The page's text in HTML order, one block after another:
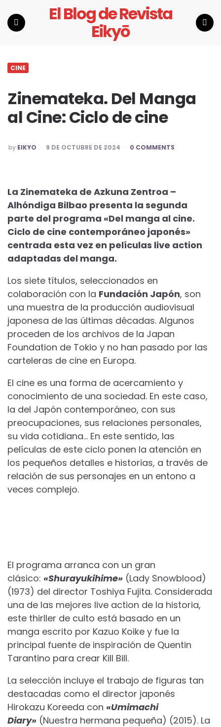
El Blog de Revista
Eikyō
CINE
Zinemateka. Del Manga
al Cine: Ciclo de cine
POSTED
BY
by EIKYO 9 DE OCTUBRE DE 2024 0 COMMENTS
La Zinemateka de Azkuna Zentroa –
Alhóndiga Bilbao presenta la segunda
parte del programa «Del manga al cine.
Ciclo de cine contemporáneo japonés»
centrada esta vez en películas live action
adaptadas del manga.
Los siete títulos, seleccionados en
colaboración con la Fundación Japón, son
una muestra de la producción audiovisual
japonesa de las últimas décadas. Algunos
proceden de los archivos de la Japan
Foundation de Tokio y no han pasado por las
carteleras de cine en Europa.
El cine es una forma de acercamiento y
conocimiento de una sociedad. En este caso,
la del Japón contemporáneo, con sus
preocupaciones, sus relaciones personales,
su vida cotidiana… En este sentido, las
películas de este ciclo ponen la atención en
los pequeños detalles e historias, a través de
relación de sus personajes en un entono a
veces complejo.
El programa arranca con un gran
clásico: «Shurayukihime» (Lady Snowblood)
(1973) del director Toshiya Fujita. Considerada
una de las mejores live action de la historia,
este thirller de culto está basado en un
manga escrito por Kazuo Koike y fue la
principal fuente de inspiración de Quentin
Tarantino para crear Kill Bill.
La selección incluye el trabajo de figuras tan
destacadas como el director japonés
Hirokazu Koreeda con «Umimachi
Diary» (Nuestra hermana pequeña) (2015). La